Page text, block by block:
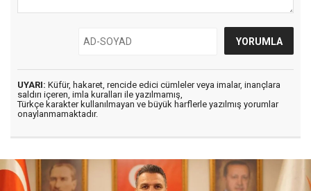
UYARI: Küfür, hakaret, rencide edici cümleler veya imalar, inançlara
saldırı içeren, imla kuralları ile yazılmamış,
Türkçe karakter kullanılmayan ve büyük harflerle yazılmış yorumlar
onaylanmamaktadır.